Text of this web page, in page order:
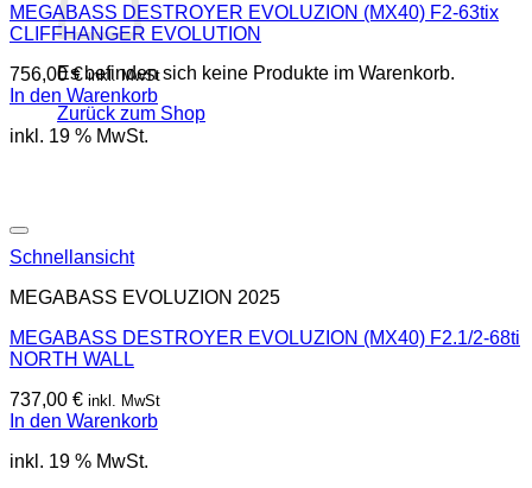
Es befinden sich keine Produkte im Warenkorb.
Zurück zum Shop
MEGABASS DESTROYER EVOLUZION (MX40) F2-63tix
CLIFFHANGER EVOLUTION
756,00€ inkl. MwSt
In den Warenkorb
inkl. 19 % MwSt.
Schnellansicht
MEGABASS EVOLUZION 2025
MEGABASS DESTROYER EVOLUZION (MX40) F2.1/2-68ti
NORTH WALL
737,00 € inkl. MwSt
In den Warenkorb
inkl. 19 % MwSt.